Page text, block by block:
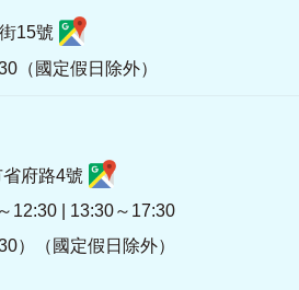
15號
（國定假日除外）
府路4號
12:30 | 13:30～17:30
）（國定假日除外）